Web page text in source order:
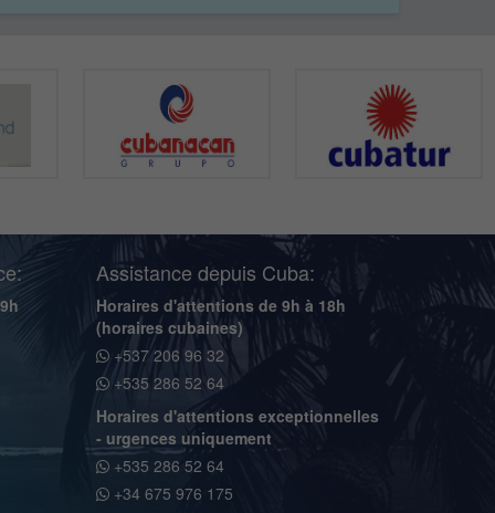
Assistance depuis Cuba:
Horaires d'attentions de 9h à 18h
(horaires cubaines)
+537 206 96 32
+535 286 52 64
Horaires d'attentions exceptionnelles
- urgences uniquement
+535 286 52 64
+34 675 976 175